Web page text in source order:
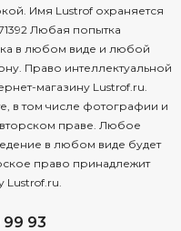
Имя Lustrof охраняется
Любая попытка
в любом виде и любой
Право интеллектуальной
магазину Lustrof.ru.
в том числе фотографии и
праве. Любое
в любом виде будет
право принадлежит
Lustrof.ru.
99 93